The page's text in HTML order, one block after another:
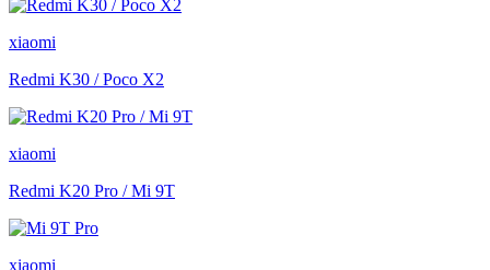
xiaomi
Redmi K30 / Poco X2
xiaomi
Redmi K20 Pro / Mi 9T
xiaomi